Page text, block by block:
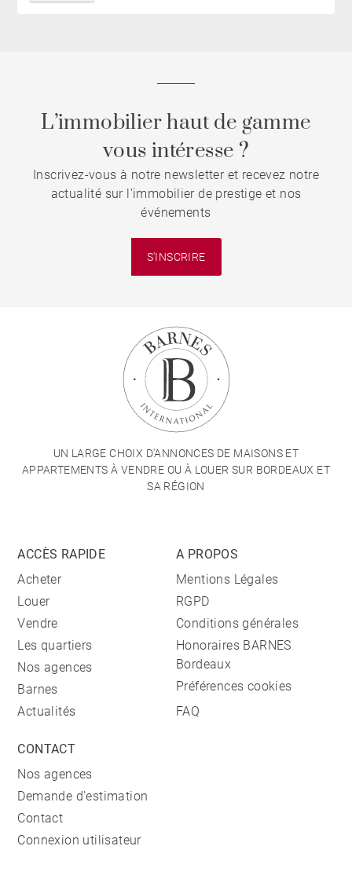
L’immobilier haut de gamme
vous intéresse ?
Inscrivez-vous à notre newsletter et recevez notre
actualité sur l'immobilier de prestige et nos
événements
S'INSCRIRE
UN LARGE CHOIX D'ANNONCES DE MAISONS ET
APPARTEMENTS À VENDRE OU À LOUER SUR BORDEAUX ET
SA RÉGION
ACCÈS RAPIDE
Acheter
Louer
Vendre
Les quartiers
Nos agences
Barnes
Actualités
A PROPOS
Mentions Légales
RGPD
Conditions générales
Honoraires BARNES
Bordeaux
Préférences cookies
FAQ
CONTACT
Nos agences
Demande d'estimation
Contact
Connexion utilisateur